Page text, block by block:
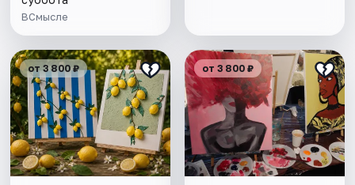
глупеют
ВСмысле
от 3 800 ₽ от 3 800 ₽